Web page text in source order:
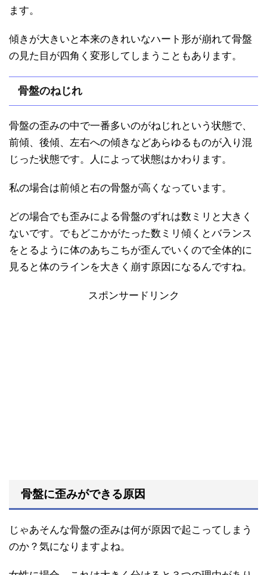
ます。
傾きが大きいと本来のきれいなハート形が崩れて骨盤
の見た目が四角く変形してしまうこともあります。
骨盤のねじれ
骨盤の歪みの中で一番多いのがねじれという状態で、
前傾、後傾、左右への傾きなどあらゆるものが入り混
じった状態です。人によって状態はかわります。
私の場合は前傾と右の骨盤が高くなっています。
どの場合でも歪みによる骨盤のずれは数ミリと大きく
ないです。でもどこかがたった数ミリ傾くとバランス
をとるように体のあちこちが歪んでいくので全体的に
見ると体のラインを大きく崩す原因になるんですね。
スポンサードリンク
骨盤に歪みができる原因
じゃあそんな骨盤の歪みは何が原因で起こってしまう
のか？気になりますよね。